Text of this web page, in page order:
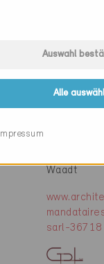
GDL Sàrl
Waadt
sarl-36718
Auswahl
Alle
Impressum